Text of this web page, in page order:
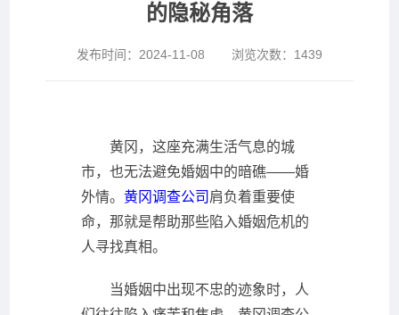
的隐秘角落
发布时间： 2024-11-08 浏览次数： 1439
黄冈，这座充满生活气息的城
市，也无法避免婚姻中的暗礁——婚
外情。黄冈调查公司 肩负着重要使
命，那就是帮助那些陷入婚姻危机的
人寻找真相。
当婚姻中出现不忠的迹象时，人